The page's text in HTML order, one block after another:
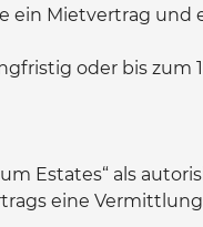
ein Mietvertrag und
oder bis zum
Estates“ als
eine